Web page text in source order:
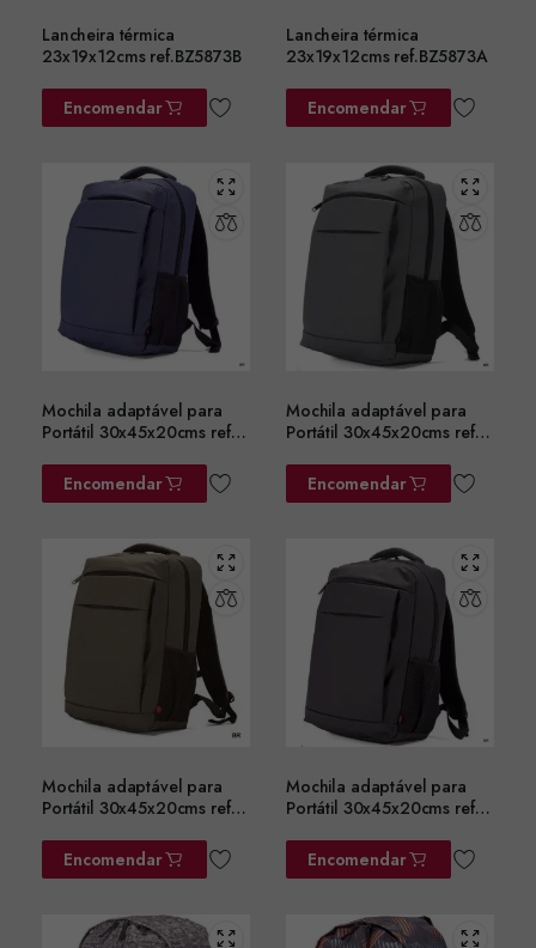
Lancheira térmica
23x19x12cms ref.BZ5873B
Encomendar
Lancheira térmica
23x19x12cms ref.BZ5873A
Encomendar
Mochila adaptável para
Portátil 30x45x20cms ref.
Encomendar
Mochila adaptável para
Portátil 30x45x20cms ref.
Encomendar
Mochila adaptável para
Portátil 30x45x20cms ref.
Encomendar
Mochila adaptável para
Portátil 30x45x20cms ref.
Encomendar